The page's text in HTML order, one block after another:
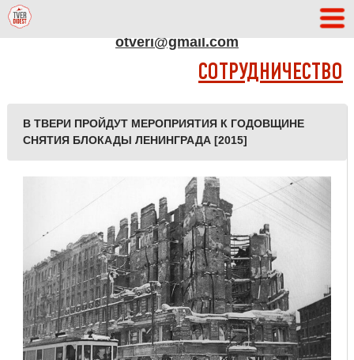
otveri@gmail.com
СОТРУДНИЧЕСТВО
В ТВЕРИ ПРОЙДУТ МЕРОПРИЯТИЯ К ГОДОВЩИНЕ
СНЯТИЯ БЛОКАДЫ ЛЕНИНГРАДА [2015]